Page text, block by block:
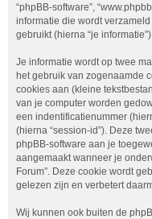
“phpBB-software”,
informatie die wordt
gebruikt (hierna “je
Je informatie wordt op twee
het gebruik van zogenaamde
cookies aan (kleine
van je computer worden
een indentificatienummer
(hierna “session-id”). Deze
phpBB-software aan je
aangemaakt wanneer je
Forum”. Deze cookie wordt
gelezen zijn en verbetert
Wij kunnen ook buiten de